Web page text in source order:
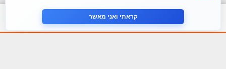
צור קשר
קראתי ואני מאשר